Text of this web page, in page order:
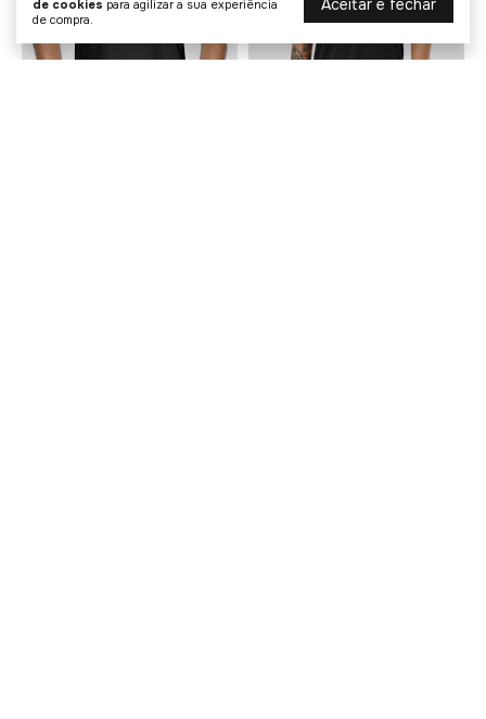
de cookies para agilizar a sua experiência
de compra.
Aceitar e fechar